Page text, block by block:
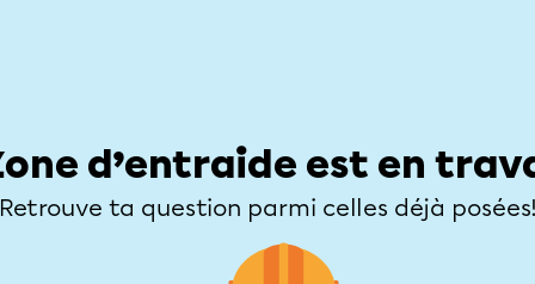
d’entraide est en
Retrouve ta question parmi celles déjà posées!